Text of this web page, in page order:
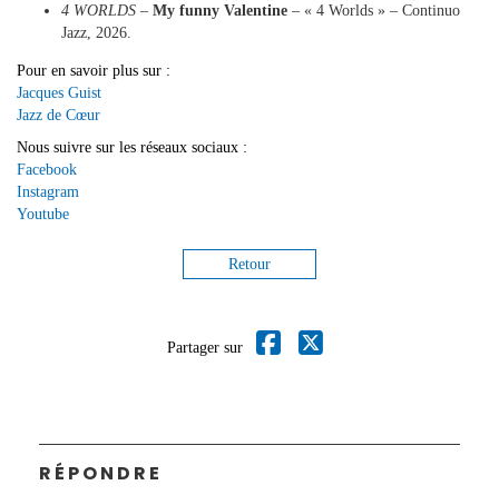
4 WORLDS – My funny Valentine – « 4 Worlds » – Continuo
Jazz, 2026.
Pour en savoir plus sur :
Jacques Guist
Jazz de Cœur
Nous suivre sur les réseaux sociaux :
Facebook
Instagram
Youtube
Retour
Partager sur
RÉPONDRE